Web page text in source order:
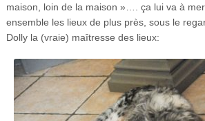
maison, loin de la maison »…. ça lui va à
ensemble les lieux de plus près, sous le
Dolly la (vraie) maîtresse des lieux: